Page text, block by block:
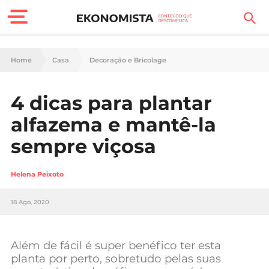
Finanças Pessoais
Carreira
Casa
Lifestyle
Sociedade
Negócios
Home Casa Decoração e Bricolage
4 dicas para plantar
alfazema e mantê-la
sempre viçosa
Helena Peixoto
18 Ago, 2020
Além de fácil é super benéfico ter esta
planta por perto, sobretudo pelas suas